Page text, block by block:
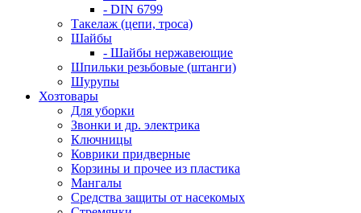
- DIN 6799
Такелаж (цепи, троса)
Шайбы
- Шайбы нержавеющие
Шпильки резьбовые (штанги)
Шурупы
Хозтовары
Для уборки
Звонки и др. электрика
Ключницы
Коврики придверные
Корзины и прочее из пластика
Мангалы
Средства защиты от насекомых